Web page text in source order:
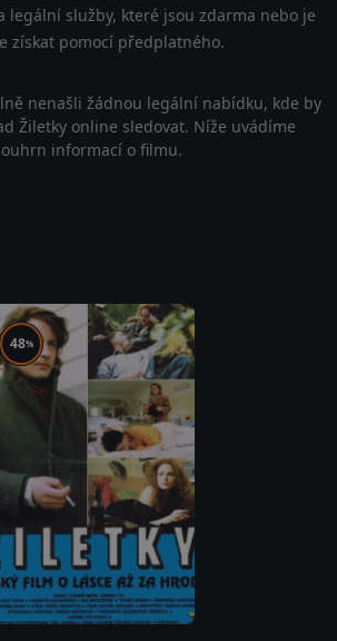
legální služby, které jsou zdarma nebo je
získat pomocí předplatného.
nenašli žádnou legální nabídku, kde by
Žiletky online sledovat. Níže uvádíme
informací o filmu.
48%